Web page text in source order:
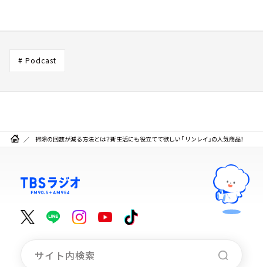
# Podcast
掃除の回数が減る方法とは？新生活にも役立てて欲しい「 リンレイ」の人気商品！